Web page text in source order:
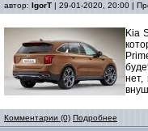
автор: IgorT | 29-01-2020, 20:00 |
Kia
нет,
Комментарии (0) Подробнее